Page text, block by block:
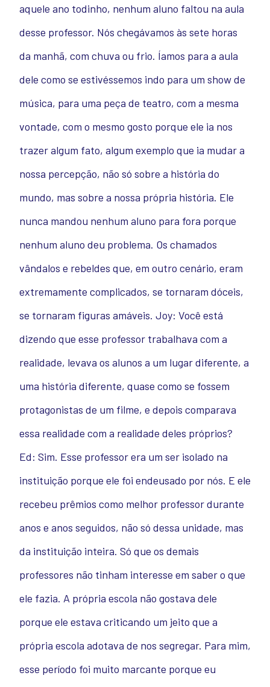
aquele ano todinho, nenhum aluno faltou na aula
desse professor. Nós chegávamos às sete horas
da manhã, com chuva ou frio. Íamos para a aula
dele como se estivéssemos indo para um show de
música, para uma peça de teatro, com a mesma
vontade, com o mesmo gosto porque ele ia nos
trazer algum fato, algum exemplo que ia mudar a
nossa percepção, não só sobre a história do
mundo, mas sobre a nossa própria história. Ele
nunca mandou nenhum aluno para fora porque
nenhum aluno deu problema. Os chamados
vândalos e rebeldes que, em outro cenário, eram
extremamente complicados, se tornaram dóceis,
se tornaram figuras amáveis. Joy: Você está
dizendo que esse professor trabalhava com a
realidade, levava os alunos a um lugar diferente, a
uma história diferente, quase como se fossem
protagonistas de um filme, e depois comparava
essa realidade com a realidade deles próprios?
Ed: Sim. Esse professor era um ser isolado na
instituição porque ele foi endeusado por nós. E ele
recebeu prêmios como melhor professor durante
anos e anos seguidos, não só dessa unidade, mas
da instituição inteira. Só que os demais
professores não tinham interesse em saber o que
ele fazia. A própria escola não gostava dele
porque ele estava criticando um jeito que a
própria escola adotava de nos segregar. Para mim,
esse período foi muito marcante porque eu